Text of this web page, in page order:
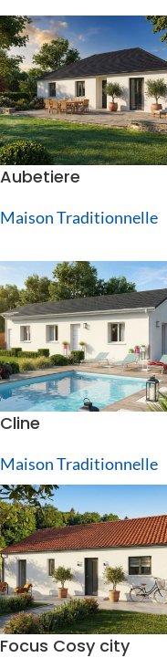
Aubetiere
Maison Traditionnelle
Cline
Maison Traditionnelle
Focus Cosy city